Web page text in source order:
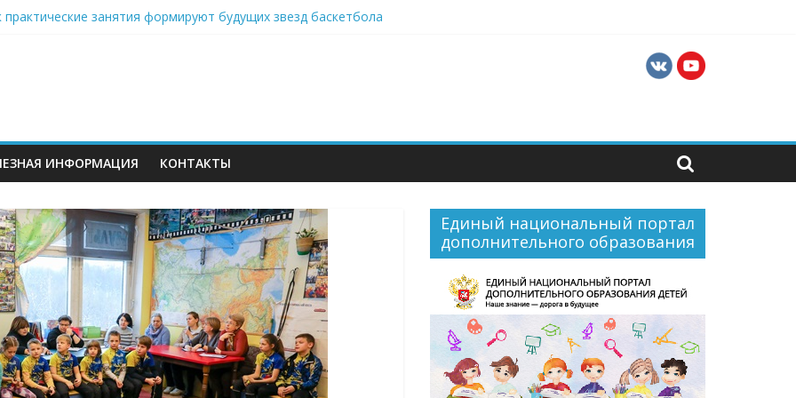
на Всероссийский чемпионат по беспилотным технологиям
пионеров
ребят к виртуальному путешествию по звёздному небу
школьный педагог-библиотекарь России»
ИНФОРМАЦИЯ КОНТАКТЫ
Единый национальный портал
дополнительного образования